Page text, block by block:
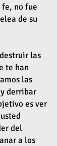
no fue
de su
las
te han
las
derribar
es ver
del
a los